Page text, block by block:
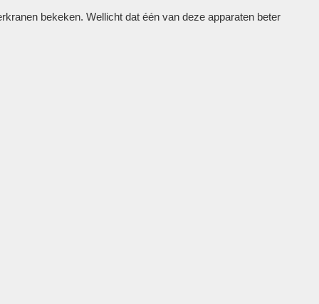
bekeken. Wellicht dat één van deze apparaten beter